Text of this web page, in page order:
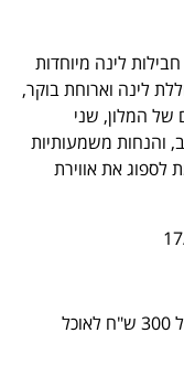
לינה מיוחדות
לינה וארוחת בוקר,
של המלון, שני
והנחות משמעותיות
לספוג את אווירת
משתנה לפי סוג החדר (כולל שובר של 300 ש"ח לאוכל